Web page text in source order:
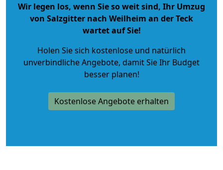
Wir legen los, wenn Sie so weit sind, Ihr Umzug
von Salzgitter nach Weilheim an der Teck
wartet auf Sie!
Holen Sie sich kostenlose und natürlich
unverbindliche Angebote, damit Sie Ihr Budget
besser planen!
Kostenlose Angebote erhalten